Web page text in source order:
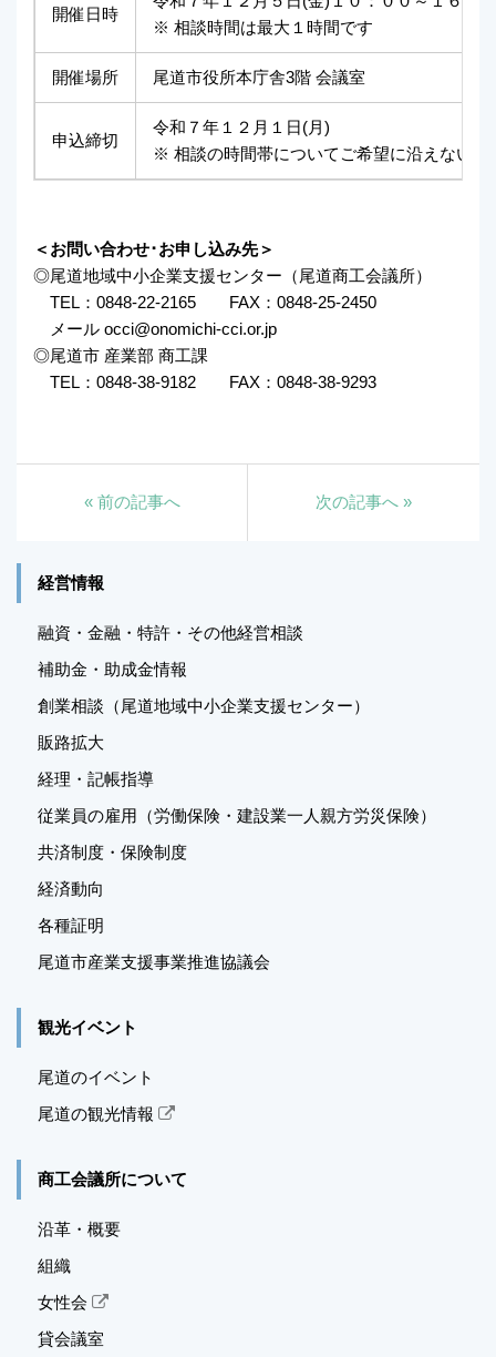
開催日時
※ 相談時間は最大１時間です
開催場所 尾道市役所本庁舎3階 会議室
申込締切
令和７年１２月１日(月)
※ 相談の時間帯についてご希望に沿えない
＜お問い合わせ･お申し込み先＞
◎尾道地域中小企業支援センター（尾道商工会議所）
TEL：0848-22-2165 FAX：0848-25-2450
メール occi@onomichi-cci.or.jp
◎尾道市 産業部 商工課
TEL：0848-38-9182 FAX：0848-38-9293
«前の記事へ 次の記事へ »
経営情報
融資・金融・特許・その他経営相談
補助金・助成金情報
創業相談（尾道地域中小企業支援センター）
販路拡大
経理・記帳指導
従業員の雇用（労働保険・建設業一人親方労災保険）
共済制度・保険制度
経済動向
各種証明
尾道市産業支援事業推進協議会
観光イベント
尾道のイベント
尾道の観光情報
商工会議所について
沿革・概要
組織
女性会
貸会議室